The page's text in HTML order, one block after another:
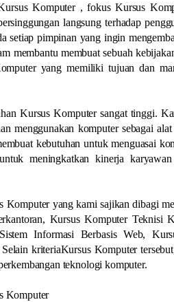
Komputer , fokus Kursus
langsung terhadap
setiap pimpinan yang ingin
membantu membuat sebuah
yang memiliki tujuan dan
Kursus Komputer sangat tinggi.
menggunakan komputer sebagai
kebutuhan untuk menguasai
meningkatkan kinerja
Komputer yang kami sajikan dibagi
Kursus Komputer
Sistem Informasi Berbasis Web,
kriteriaKursus Komputer
teknologi komputer.
Komputer